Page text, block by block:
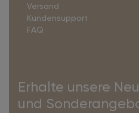
Versand
Kundensupport
FAQ
Erhalte unsere
und